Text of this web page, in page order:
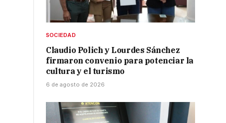
SOCIEDAD
Claudio Polich y Lourdes Sánchez
firmaron convenio para potenciar la
cultura y el turismo
6 de agosto de 2026